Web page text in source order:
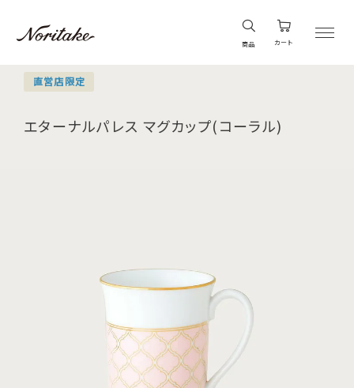
商品 カート
直営店限定
エターナルパレス マグカップ(コーラル)